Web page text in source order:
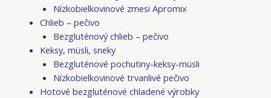
Nízkobielkovinové zmesi Apromix
Chlieb – pečivo
Bezgluténový chlieb – pečivo
Keksy, müsli, sneky
Bezgluténové pochutiny-keksy-müsli
Nízkobielkovinové trvanlivé pečivo
Hotové bezgluténové chladené výrobky